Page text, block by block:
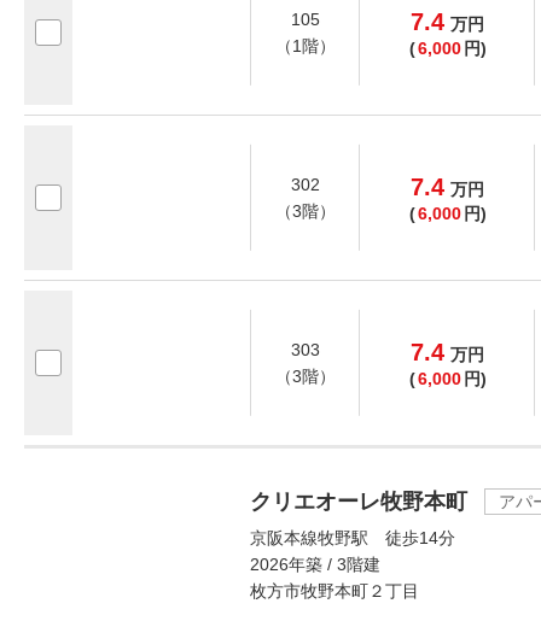
105
（1階）
7.4 万円
(6,000 円)
302
（3階）
7.4 万円
(6,000 円)
303
（3階）
7.4 万円
(6,000 円)
クリエオーレ牧野本町
アパ
京阪本線牧野駅 徒歩14分
2026年築 / 3階建
枚方市牧野本町２丁目